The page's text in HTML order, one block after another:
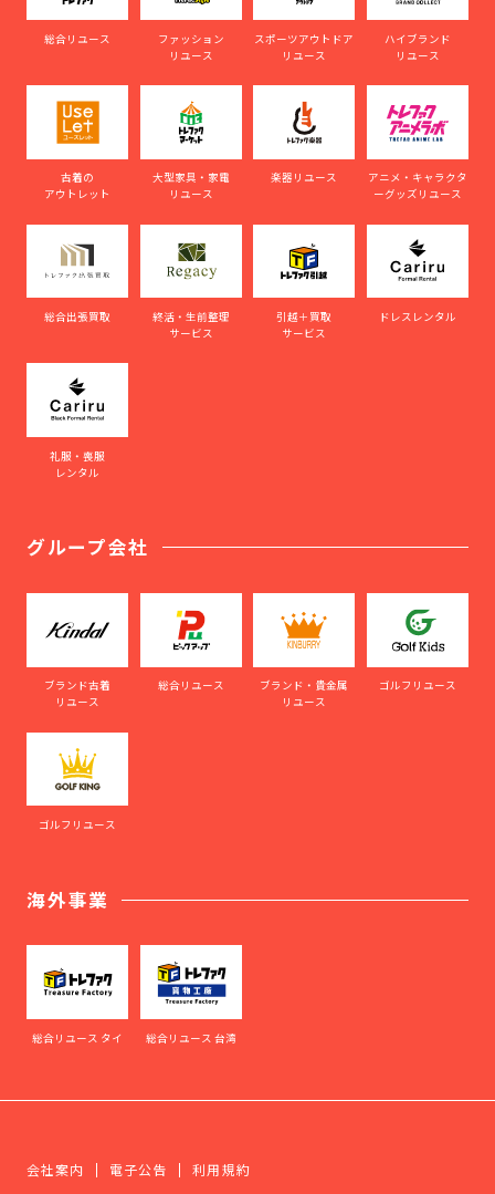
総合リユース
ファッション
リユース
スポーツアウトドア
リユース
ハイブランド
リユース
古着の
アウトレット
大型家具・家電
リユース
楽器リユース
アニメ・キャラクタ
ーグッズリユース
総合出張買取
終活・生前整理
サービス
引越＋買取
サービス
ドレスレンタル
礼服・喪服
レンタル
グループ会社
ブランド古着
リユース
総合リユース
ブランド・貴金属
リユース
ゴルフリユース
ゴルフリユース
海外事業
総合リユース タイ 総合リユース 台湾
会社案内 電子公告
利用規約